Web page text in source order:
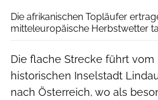
Die afrikanischen Topläufer
mitteleuropäische Herbstwetter
Die flache Strecke führt vom
historischen Inselstadt
nach Österreich, wo als